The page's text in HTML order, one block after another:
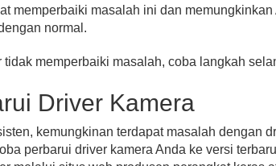
memperbaiki masalah ini dan memungkinkan
normal.
memperbaiki masalah, coba langkah
Driver Kamera
kemungkinan terdapat masalah dengan
perbarui driver kamera Anda ke versi